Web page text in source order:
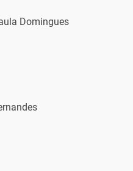
Domingues